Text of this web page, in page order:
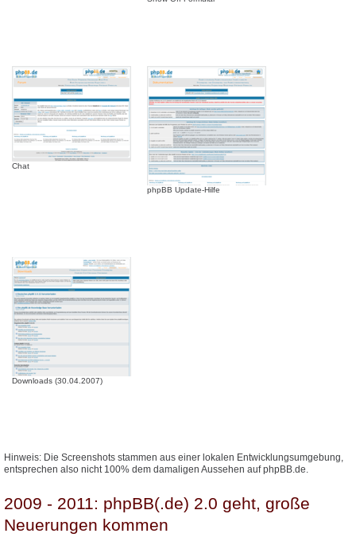
Chat
phpBB Update-Hilfe
Downloads (30.04.2007)
Hinweis: Die Screenshots stammen aus einer lokalen Entwicklungsumgebung,
entsprechen also nicht 100% dem damaligen Aussehen auf phpBB.de.
2009 - 2011: phpBB(.de) 2.0 geht, große
Neuerungen kommen